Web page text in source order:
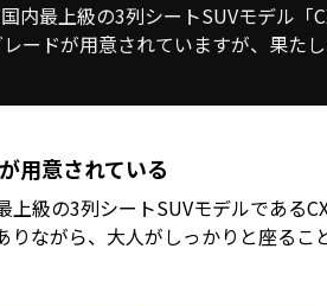
内最上級の3列シートSUVモデル「
ードが用意されていますが、果た
用意されている
級の3列シートSUVモデルである
りながら、大人がしっかりと座る